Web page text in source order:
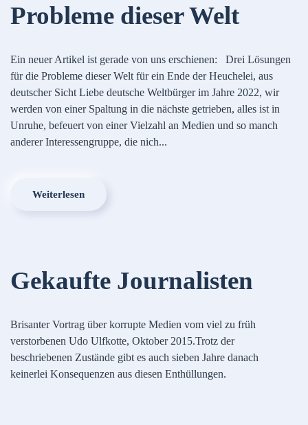
Probleme dieser Welt
Ein neuer Artikel ist gerade von uns erschienen: Drei Lösungen
für die Probleme dieser Welt für ein Ende der Heuchelei, aus
deutscher Sicht Liebe deutsche Weltbürger im Jahre 2022, wir
werden von einer Spaltung in die nächste getrieben, alles ist in
Unruhe, befeuert von einer Vielzahl an Medien und so manch
anderer Interessengruppe, die nich...
Weiterlesen
Gekaufte Journalisten
Brisanter Vortrag über korrupte Medien vom viel zu früh
verstorbenen Udo Ulfkotte, Oktober 2015.Trotz der
beschriebenen Zustände gibt es auch sieben Jahre danach
keinerlei Konsequenzen aus diesen Enthüllungen.